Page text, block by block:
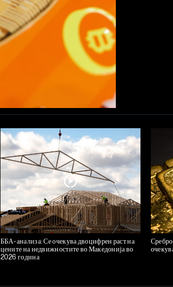
ББА-анализа: Се очекува двоцифрен раст на
цените на недвижностите во Македонија во
2026 година